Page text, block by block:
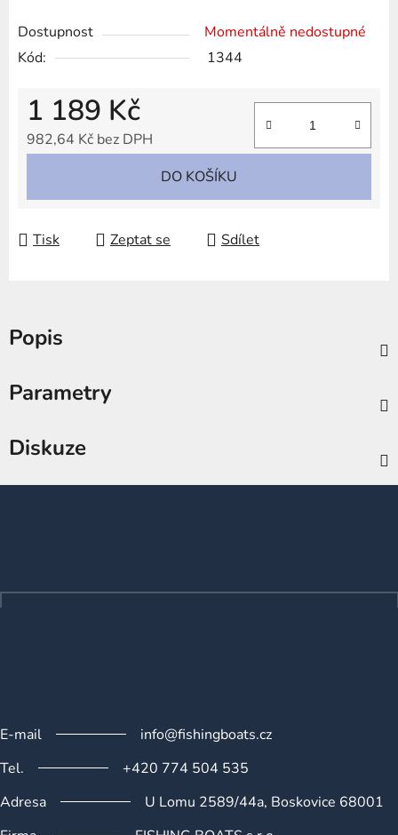
Dostupnost
Momentálně nedostupné
Kód:
1344
1 189 Kč
982,64 Kč bez DPH
DO KOŠÍKU
Tisk Zeptat se Sdílet
Popis
Parametry
Diskuze
t
í
E-mail
info@fishingboats.cz
Tel.
+420 774 504 535
Adresa
U Lomu 2589/44a, Boskovice 68001